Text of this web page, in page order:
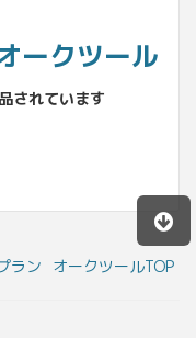
ークツール
されています
ラン オークツールTOP